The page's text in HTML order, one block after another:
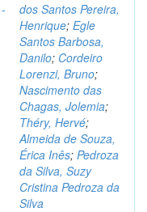
dos Santos Pereira,
Henrique; Egle
Santos Barbosa,
Danilo; Cordeiro
Lorenzi, Bruno;
Nascimento das
Chagas, Jolemia;
Théry, Hervé;
Almeida de Souza,
Érica Inês; Pedroza
da Silva, Suzy
Cristina Pedroza da
Silva